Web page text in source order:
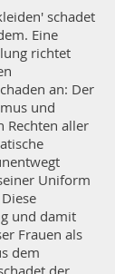
schadet
Eine
richtet
an: Der
und
Rechten aller
Uniform
und damit
Frauen als
dem
der